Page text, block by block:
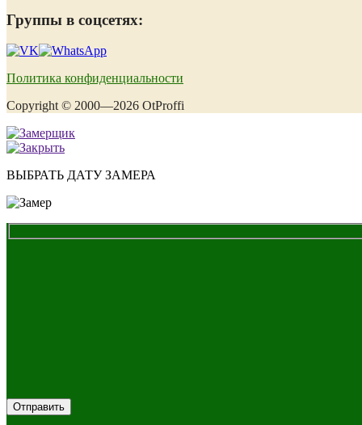
Группы в соцсетях:
Политика конфиденциальности
Copyright © 2000—2026 OtProffi
ВЫБРАТЬ ДАТУ ЗАМЕРА